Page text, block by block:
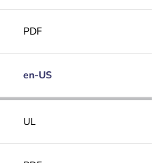
PDF
en-US
UL